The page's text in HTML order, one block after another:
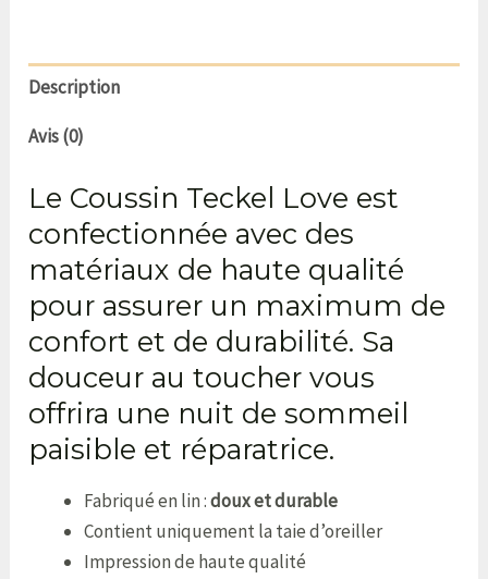
Description
Avis (0)
Le Coussin Teckel Love est
confectionnée avec des
matériaux de haute qualité
pour assurer un maximum de
confort et de durabilité. Sa
douceur au toucher vous
offrira une nuit de sommeil
paisible et réparatrice.
Fabriqué en lin :doux et durable
Contient uniquement la taie d’oreiller
Impression de haute qualité